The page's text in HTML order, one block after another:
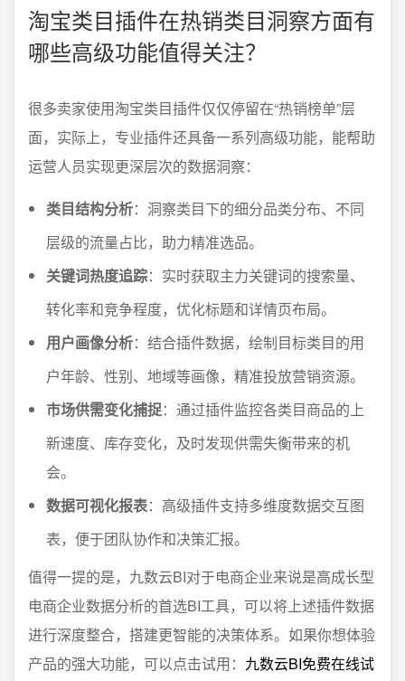
淘宝类目插件在热销类目洞察方面有
哪些高级功能值得关注？
很多卖家使用淘宝类目插件仅仅停留在“热销榜单”层
面，实际上，专业插件还具备一系列高级功能，能帮助
运营人员实现更深层次的数据洞察：
类目结构分析：洞察类目下的细分品类分布、不同
层级的流量占比，助力精准选品。
关键词热度追踪：实时获取主力关键词的搜索量、
转化率和竞争程度，优化标题和详情页布局。
用户画像分析：结合插件数据，绘制目标类目的用
户年龄、性别、地域等画像，精准投放营销资源。
市场供需变化捕捉：通过插件监控各类目商品的上
新速度、库存变化，及时发现供需失衡带来的机
会。
数据可视化报表：高级插件支持多维度数据交互图
表，便于团队协作和决策汇报。
值得一提的是，九数云BI对于电商企业来说是高成长型
电商企业数据分析的首选BI工具，可以将上述插件数据
进行深度整合，搭建更智能的决策体系。如果你想体验
产品的强大功能，可以点击试用： 九数云BI免费在线试